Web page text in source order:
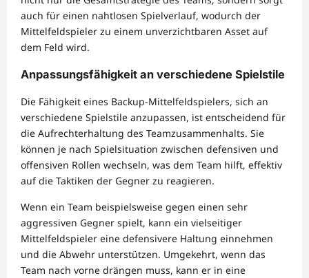
auch für einen nahtlosen Spielverlauf, wodurch der
Mittelfeldspieler zu einem unverzichtbaren Asset auf
dem Feld wird.
Anpassungsfähigkeit an verschiedene Spielstile
Die Fähigkeit eines Backup-Mittelfeldspielers, sich an
verschiedene Spielstile anzupassen, ist entscheidend für
die Aufrechterhaltung des Teamzusammenhalts. Sie
können je nach Spielsituation zwischen defensiven und
offensiven Rollen wechseln, was dem Team hilft, effektiv
auf die Taktiken der Gegner zu reagieren.
Wenn ein Team beispielsweise gegen einen sehr
aggressiven Gegner spielt, kann ein vielseitiger
Mittelfeldspieler eine defensivere Haltung einnehmen
und die Abwehr unterstützen. Umgekehrt, wenn das
Team nach vorne drängen muss, kann er in eine